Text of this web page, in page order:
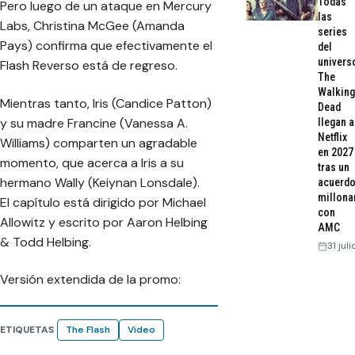
Pero luego de un ataque en Mercury
Labs, Christina McGee (Amanda
Pays) confirma que efectivamente el
Flash Reverso está de regreso.
Mientras tanto, Iris (Candice Patton)
y su madre Francine (Vanessa A.
Williams) comparten un agradable
momento, que acerca a Iris a su
hermano Wally (Keiynan Lonsdale).
El capítulo está dirigido por Michael
Allowitz y escrito por Aaron Helbing
& Todd Helbing.
Versión extendida de la promo:
ETIQUETAS The Flash Video
las
series
del
The
Walking
Dead
llegan a
Netflix
en 2027
tras un
acuerdo
con
AMC
31